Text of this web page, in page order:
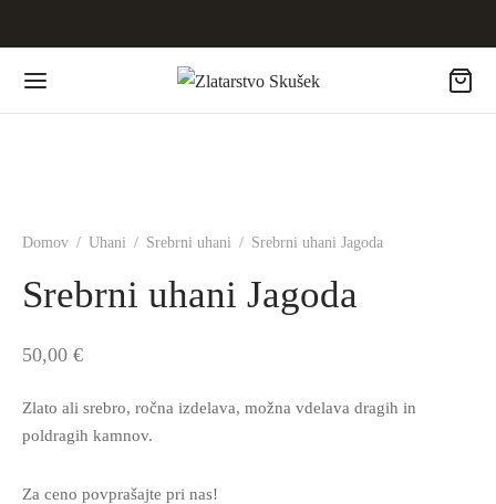
Domov / Uhani / Srebrni uhani / Srebrni uhani Jagoda
Srebrni uhani Jagoda
50,00 €
Zlato ali srebro, ročna izdelava, možna vdelava dragih in
poldragih kamnov.
Za ceno povprašajte pri nas!